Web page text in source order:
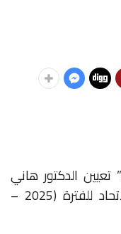
تعيين الدكتور هاني
للفترة (
2025 –